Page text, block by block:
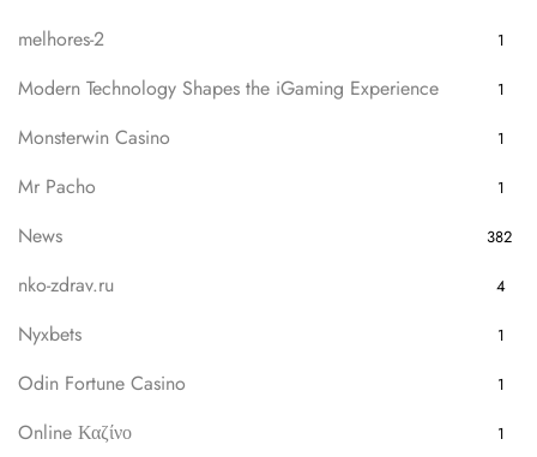
melhores-2 1
Modern Technology Shapes the iGaming Experience 1
Monsterwin Casino 1
Mr Pacho 1
News 382
nko-zdrav.ru 4
Nyxbets 1
Odin Fortune Casino 1
Online Καζίνο 1